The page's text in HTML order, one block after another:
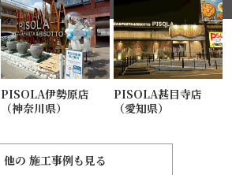
PISOLA伊勢原店
（神奈川県）
PISOLA甚目寺店
（愛知県）
他の 施工事例も見る